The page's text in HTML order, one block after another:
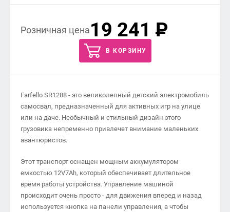
Розничная цена19 241 P
В КОРЗИНУ
Farfello SR1288 - это великолепный детский электромобиль
самосвал, предназначенный для активных игр на улице
или на даче. Необычный и стильный дизайн этого
грузовика непременно привлечет внимание маленьких
авантюристов.
Этот транспорт оснащен мощным аккумулятором
емкостью 12V7Ah, который обеспечивает длительное
время работы устройства. Управление машиной
происходит очень просто - для движения вперед и назад
используется кнопка на панели управления, а чтобы